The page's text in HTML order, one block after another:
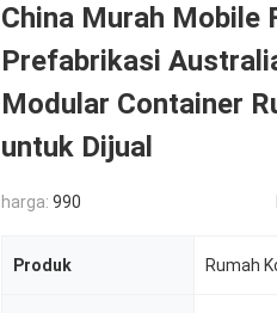
China Murah Mobile
Prefabrikasi
Modular Container
untuk Dijual
harga: 990
Produk Rumah